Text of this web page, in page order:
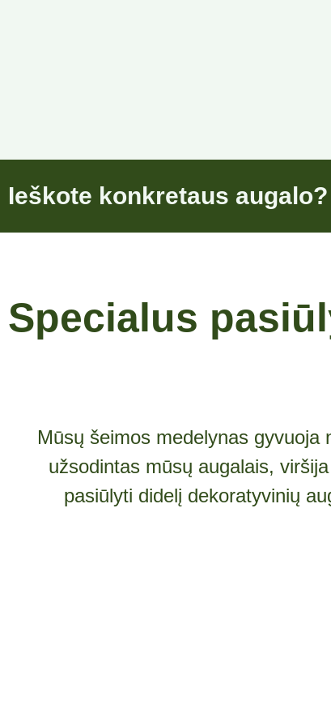
Ieškote konkretaus augalo?
Specialus
Mūsų šeimos medelynas gyvuoja
užsodintas mūsų augalais,
pasiūlyti didelį dekoratyvinių